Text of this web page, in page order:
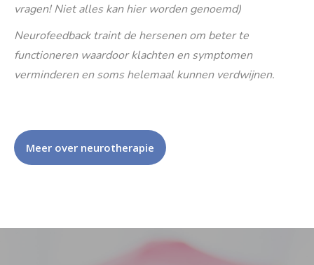
vragen! Niet alles kan hier worden genoemd)
Neurofeedback traint de hersenen om beter te
functioneren waardoor klachten en symptomen
verminderen en soms helemaal kunnen verdwijnen.
Meer over neurotherapie